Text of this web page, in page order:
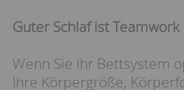
Guter Schlaf ist Teamwork
Wenn Sie Ihr Bettsystem
Ihre Körpergröße,